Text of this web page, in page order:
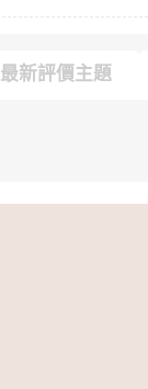
最新評價主題